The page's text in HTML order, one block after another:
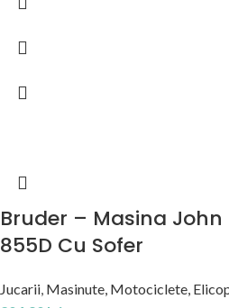
Bruder – Masina John
855D Cu Sofer
Jucarii, Masinute, Motociclete,